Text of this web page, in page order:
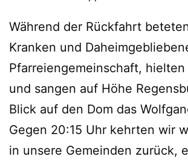
Während der Rückfahrt
Kranken und
Pfarreiengemeinschaft,
und sangen auf Höhe
Blick auf den Dom das
Gegen 20:15 Uhr kehrten wir
in unsere Gemeinden zurück,